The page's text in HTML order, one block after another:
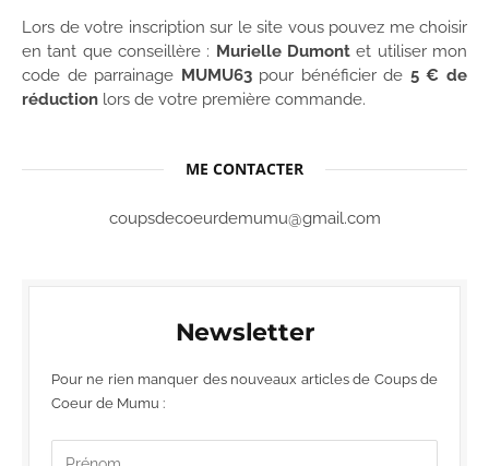
Lors de votre inscription sur le site vous pouvez me choisir
en tant que conseillère : Murielle Dumont et utiliser mon
code de parrainage MUMU63pour bénéficier de 5 € de
réduction lors de votre première commande.
ME CONTACTER
coupsdecoeurdemumu@gmail.com
Newsletter
Pour ne rien manquer des nouveaux articles de Coups de
Coeur de Mumu :